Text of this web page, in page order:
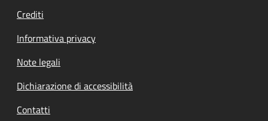
Crediti
Informativa privacy
Note legali
Dichiarazione di accessibilità
Contatti